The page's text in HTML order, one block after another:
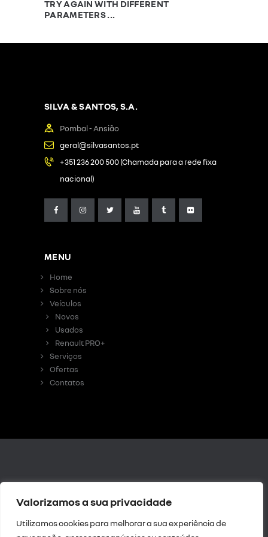
Valorizamos a sua privacidade
Utilizamos cookies para melhorar a sua experiência de
TRY AGAIN WITH DIFFERENT
PARAMETERS ...
SILVA & SANTOS, S.A.
Pombal - Ansião
geral@silvasantos.pt
+351 236 200 500 (Chamada para a rede fixa
nacional)
MENU
Home
Sobre nós
Veículos
Novos
Usados
Renault PRO+
Serviços
Ofertas
Contatos
Reclamações Digital|
Resolução de Litígios